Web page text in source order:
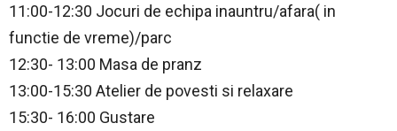
11:00-12:30 Jocuri de echipa inauntru/afara( in
functie de vreme)/parc
12:30- 13:00 Masa de pranz
13:00-15:30 Atelier de povesti si relaxare
15:30- 16:00 Gustare